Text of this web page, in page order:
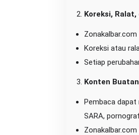
Koreksi, Ralat,
Koreksi atau
Setiap
Konten
Pembaca dapat
SARA,